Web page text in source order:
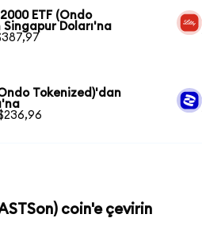
ETF (Ondo
Doları'na
Tokenized)'dan
coin'e çevirin